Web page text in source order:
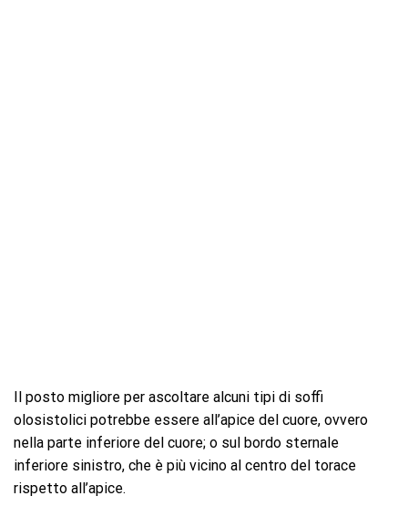
Il posto migliore per ascoltare alcuni tipi di soffi
olosistolici potrebbe essere all’apice del cuore, ovvero
nella parte inferiore del cuore; o sul bordo sternale
inferiore sinistro, che è più vicino al centro del torace
rispetto all’apice.